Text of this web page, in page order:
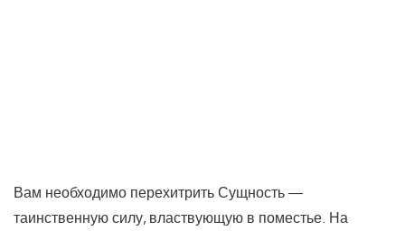
Вам необходимо перехитрить Сущность —
таинственную силу, властвующую в поместье. На